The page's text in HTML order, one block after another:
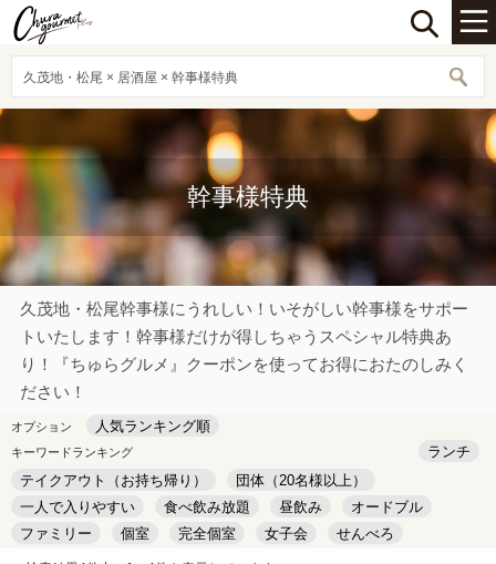
久茂地・松尾 × 居酒屋 × 幹事様特典
幹事様特典
久茂地・松尾幹事様にうれしい！いそがしい幹事様をサポー
トいたします！幹事様だけが得しちゃうスペシャル特典あ
り！『ちゅらグルメ』クーポンを使ってお得におたのしみく
ださい！
オプション 人気ランキング順
キーワードランキング
ランチ
テイクアウト（お持ち帰り）
団体（20名様以上）
一人で入りやすい
食べ飲み放題 昼飲み
オードブル
ファミリー
個室 完全個室 女子会
せんべろ
キッズルーム
安い デート